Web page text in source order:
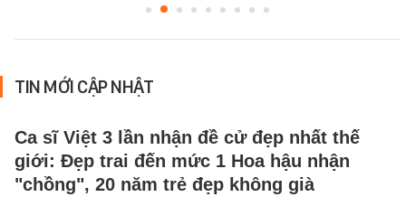
TIN MỚI CẬP NHẬT
Ca sĩ Việt 3 lần nhận đề cử đẹp nhất thế
giới: Đẹp trai đến mức 1 Hoa hậu nhận
"chồng", 20 năm trẻ đẹp không già